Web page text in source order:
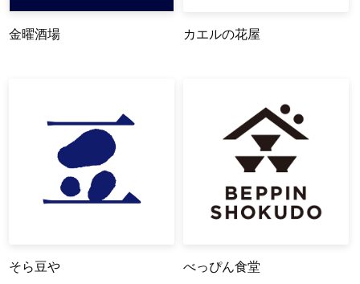
金曜酒場 カエルの花屋
そら豆や べっぴん食堂